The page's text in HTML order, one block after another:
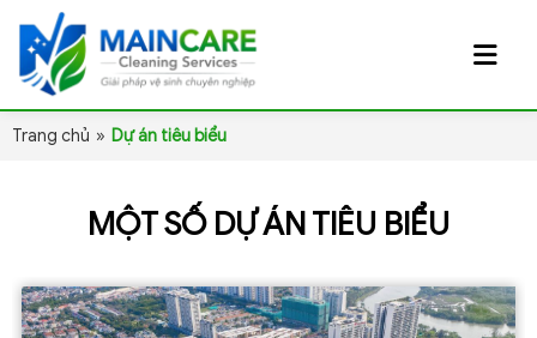
Trang chủ » Dự án tiêu biểu
MỘT SỐ DỰ ÁN TIÊU BIỂU